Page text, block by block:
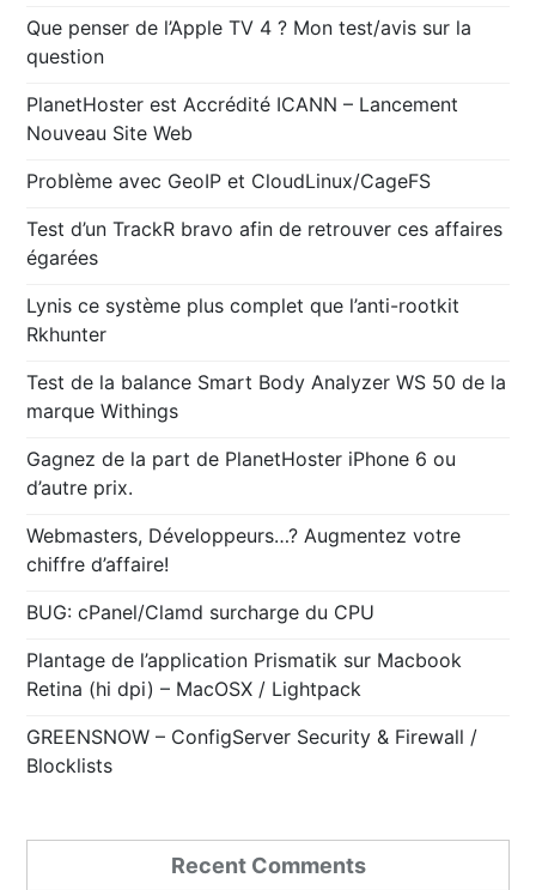
Que penser de l’Apple TV 4 ? Mon test/avis sur la
question
PlanetHoster est Accrédité ICANN – Lancement
Nouveau Site Web
Problème avec GeoIP et CloudLinux/CageFS
Test d’un TrackR bravo afin de retrouver ces affaires
égarées
Lynis ce système plus complet que l’anti-rootkit
Rkhunter
Test de la balance Smart Body Analyzer WS 50 de la
marque Withings
Gagnez de la part de PlanetHoster iPhone 6 ou
d’autre prix.
Webmasters, Développeurs…? Augmentez votre
chiffre d’affaire!
BUG: cPanel/Clamd surcharge du CPU
Plantage de l’application Prismatik sur Macbook
Retina (hi dpi) – MacOSX / Lightpack
GREENSNOW – ConfigServer Security & Firewall /
Blocklists
Recent Comments